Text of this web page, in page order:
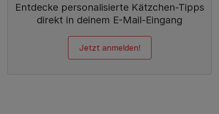
Entdecke personalisierte Kätzchen-Tipps
direkt in deinem E-Mail-Eingang
Jetzt anmelden!